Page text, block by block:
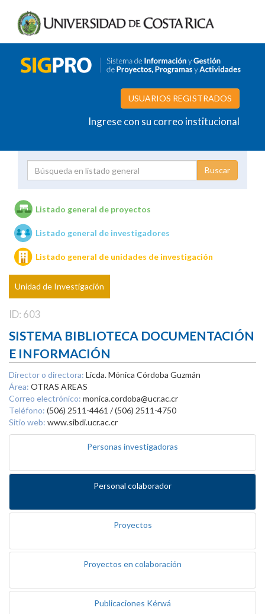
USUARIOS REGISTRADOS
Ingrese con su correo institucional
Unidades de investigación
Listado general de proyectos
Listado general de investigadores
Listado general de unidades de investigación
Unidad de Investigación
ID: 603
SISTEMA BIBLIOTECA DOCUMENTACIÓN
E INFORMACIÓN
Director o directora: Licda. Mónica Córdoba Guzmán
Área: OTRAS AREAS
Correo electrónico: monica.cordoba@ucr.ac.cr
Teléfono: (506) 2511-4461 / (506) 2511-4750
Sitio web: www.sibdi.ucr.ac.cr
Personas investigadoras
Personal colaborador
Proyectos
Proyectos en colaboración
Publicaciones Kérwá